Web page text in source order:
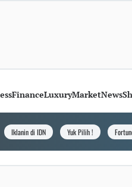
FinanceLuxuryMarketNews
Iklanin di IDN Yuk Pilih !